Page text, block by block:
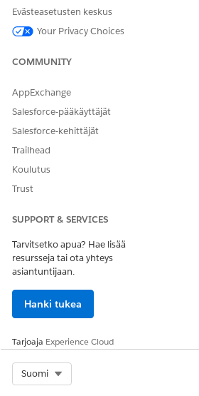
Vain luku
Tallenna asetuksesi.
Toista edelliset vaiheet Messaging-
RATKAISIKO TÄMÄ ARTIKKELI
Anna palautetta, jotta
Evästeasetusten keskus
Your Privacy Choices
COMMUNITY
AppExchange
Salesforce-pääkäyttäjät
Salesforce-kehittäjät
Trailhead
Koulutus
Trust
SUPPORT & SERVICES
Tarvitsetko apua? Hae lisää
resursseja tai ota yhteys
asiantuntijaan.
Hanki tukea
Tarjoaja Experience Cloud
Suomi